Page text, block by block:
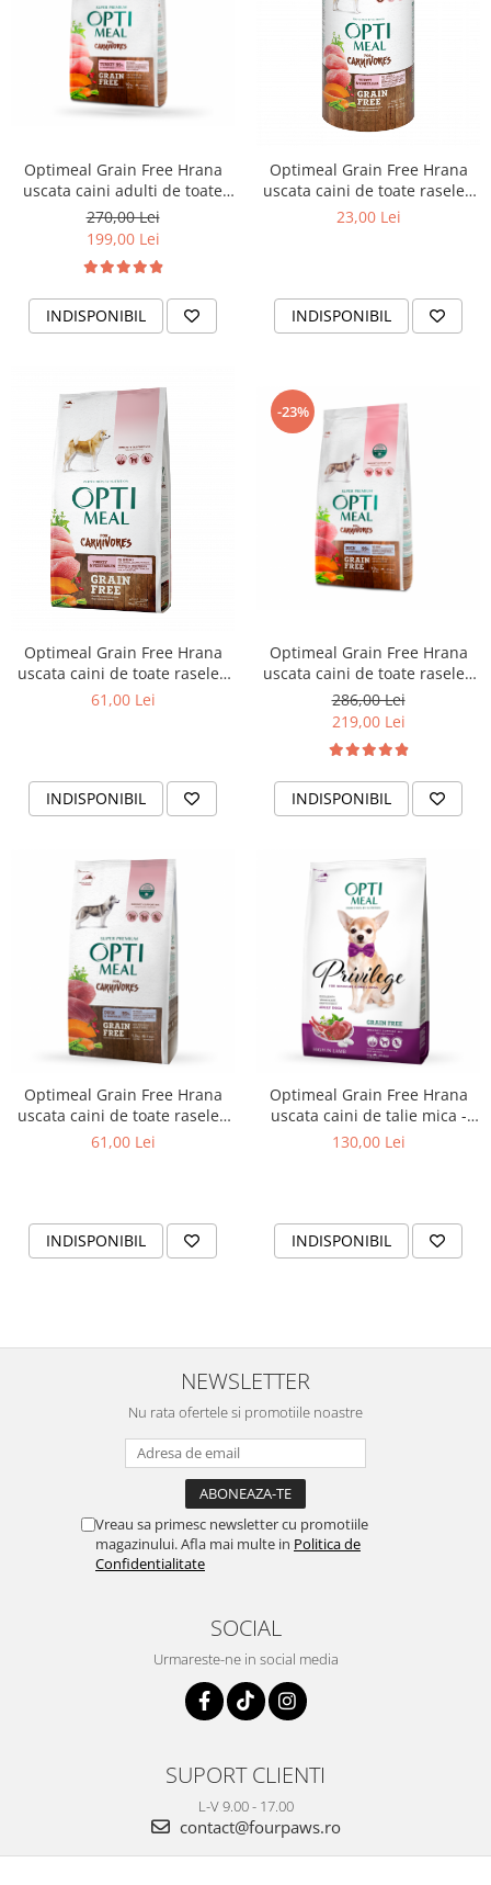
Optimeal Grain Free Hrana
uscata caini adulti de toate
rasele - Curcan si legume,
10kg
270,00 Lei
199,00 Lei
INDISPONIBIL
Optimeal Grain Free Hrana
uscata caini de toate rasele -
Curcan si legume, 650g
23,00 Lei
INDISPONIBIL
Optimeal Grain Free Hrana
uscata caini de toate rasele -
Curcan si legume, 1,5kg
61,00 Lei
INDISPONIBIL
-23%
Optimeal Grain Free Hrana
uscata caini de toate rasele -
Rata si legume, 10kg
286,00 Lei
219,00 Lei
INDISPONIBIL
Optimeal Grain Free Hrana
uscata caini de toate rasele -
Rata si legume, 1,5 kg
61,00 Lei
INDISPONIBIL
Optimeal Grain Free Hrana
uscata caini de talie mica -
continut ridicat de miel, 4kg
130,00 Lei
INDISPONIBIL
NEWSLETTER
Nu rata ofertele si promotiile noastre
Vreau sa primesc newsletter cu promotiile
magazinului. Afla mai multe in Politica de
Confidentialitate
SOCIAL
Urmareste-ne in social media
SUPORT CLIENTI
L-V 9.00 - 17.00
contact@fourpaws.ro